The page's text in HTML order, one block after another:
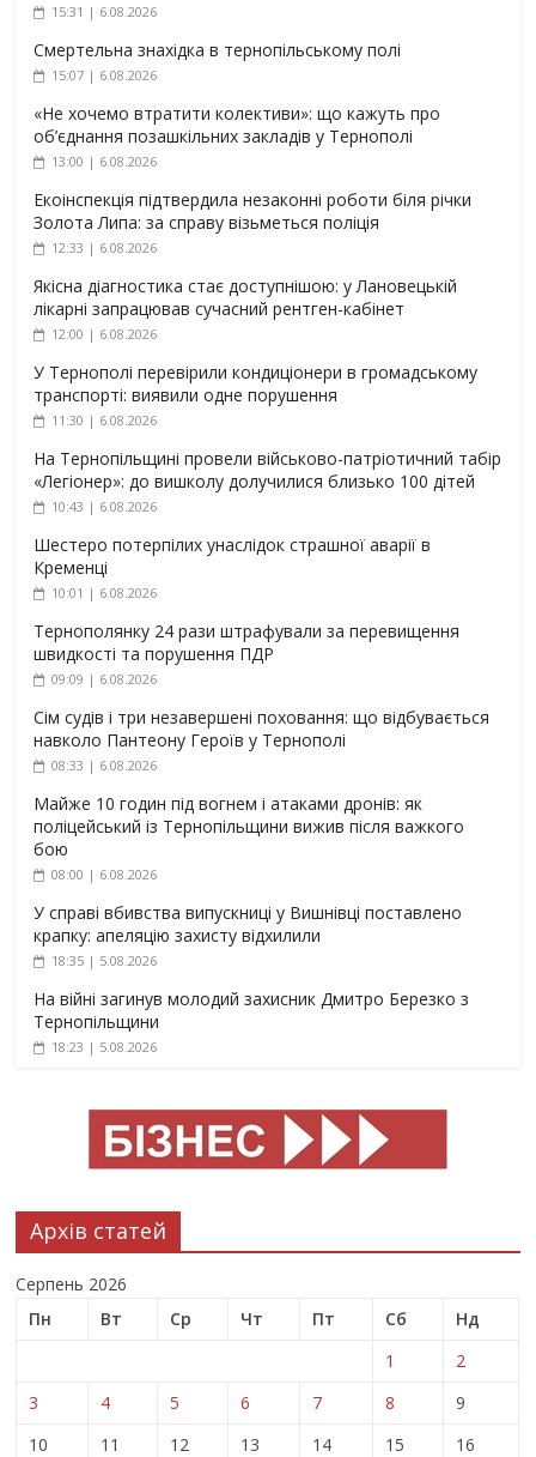
15:31 | 6.08.2026
Смертельна знахідка в тернопільському полі
15:07 | 6.08.2026
«Не хочемо втратити колективи»: що кажуть про
об’єднання позашкільних закладів у Тернополі
13:00 | 6.08.2026
Екоінспекція підтвердила незаконні роботи біля річки
Золота Липа: за справу візьметься поліція
12:33 | 6.08.2026
Якісна діагностика стає доступнішою: у Лановецькій
лікарні запрацював сучасний рентген-кабінет
12:00 | 6.08.2026
У Тернополі перевірили кондиціонери в громадському
транспорті: виявили одне порушення
11:30 | 6.08.2026
На Тернопільщині провели військово-патріотичний табір
«Легіонер»: до вишколу долучилися близько 100 дітей
10:43 | 6.08.2026
Шестеро потерпілих унаслідок страшної аварії в
Кременці
10:01 | 6.08.2026
Тернополянку 24 рази штрафували за перевищення
швидкості та порушення ПДР
09:09 | 6.08.2026
Сім судів і три незавершені поховання: що відбувається
навколо Пантеону Героїв у Тернополі
08:33 | 6.08.2026
Майже 10 годин під вогнем і атаками дронів: як
поліцейський із Тернопільщини вижив після важкого
бою
08:00 | 6.08.2026
У справі вбивства випускниці у Вишнівці поставлено
крапку: апеляцію захисту відхилили
18:35 | 5.08.2026
На війні загинув молодий захисник Дмитро Березко з
Тернопільщини
18:23 | 5.08.2026
Архів статей
Серпень 2026
Пн
Вт Ср Чт Пт Сб
Нд
1
2
3
4 5 6 7 8
9
10
11 12 13 14 15
16